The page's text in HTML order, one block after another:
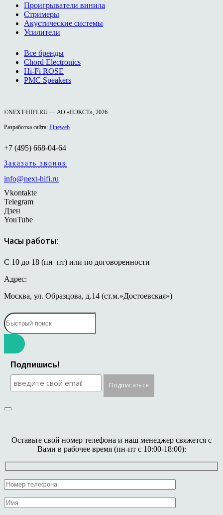
Проигрыватели винила
Стримеры
Акустические системы
Усилители
Все бренды
Chord Electronics
Hi-Fi ROSE
PMC Speakers
©NEXT-HIFI.RU — АО «НЭКСТ», 2026
Разработка сайта: Fineweb
+7 (495) 668-04-64
Заказать звонок
info@next-hifi.ru
Vkontakte
Telegram
Дзен
YouTube
Часы работы:
С 10 до 18 (пн–пт) или по договоренности
Адрес:
Москва, ул. Образцова, д.14 (ст.м.»Достоевская»)
Подпишись!
Оставьте свой номер телефона и наш менеджер свяжется с
Вами в рабочее время (пн-пт с 10:00-18:00):